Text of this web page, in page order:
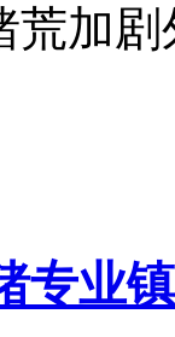
荒加
专业镇